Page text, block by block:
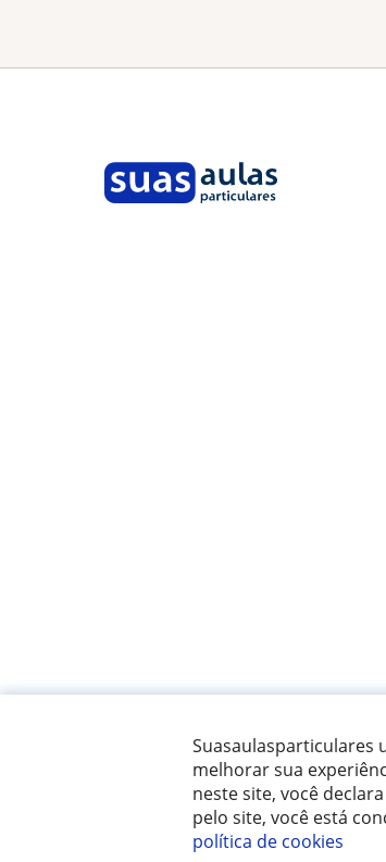
Suasaulasparticulares
melhorar sua
neste site, você
pelo site, você está
política de cookies
© 2007 - 2026 Suas aulas